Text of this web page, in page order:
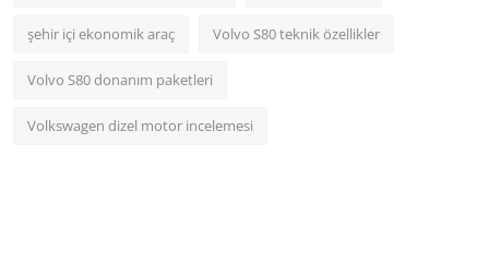
şehir içi ekonomik araç Volvo S80 teknik özellikler
Volvo S80 donanım paketleri
Volkswagen dizel motor incelemesi